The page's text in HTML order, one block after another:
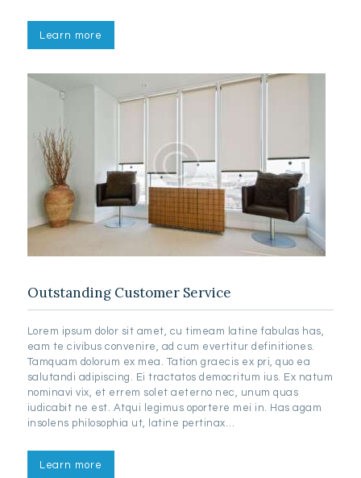
Learn more
Outstanding Customer Service
Lorem ipsum dolor sit amet, cu timeam latine fabulas has,
eam te civibus convenire, ad cum evertitur definitiones.
Tamquam dolorum ex mea. Tation graecis ex pri, quo ea
salutandi adipiscing. Ei tractatos democritum ius. Ex natum
nominavi vix, et errem solet aeterno nec, unum quas
iudicabit ne est. Atqui legimus oportere mei in. Has agam
insolens philosophia ut, latine pertinax…
Learn more